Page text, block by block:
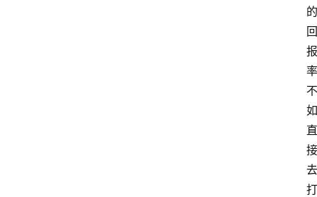
的
回
报
率
不
如
直
接
去
打